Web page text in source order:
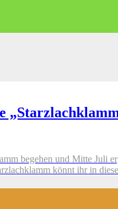
begehen und Mitte Juli
könnt ihr in